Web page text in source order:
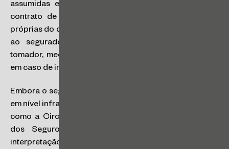
assumidas em um contrato principal, é também um
contrato de seguro, regido por princípios e regras
próprias do direito securitário. Seu objetivo é assegurar
ao segurado o adimplemento das obrigações do
tomador, mediante indenização paga pela seguradora
em caso de inadimplemento, nos termos da apólice.
Embora o seguro garantia continue sendo disciplinado,
em nível infralegal, por normas específicas da SUSEP —
como a Circular SUSEP nº 662/2022 —, a Nova Lei
dos Seguros exerce influência direta sobre sua
interpretação e aplicação. Isso porque a lei estabelece